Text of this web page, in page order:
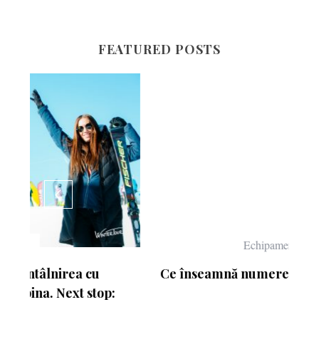
FEATURED POSTS
Echipament
Ce înseamnă numerele de pe schiuri